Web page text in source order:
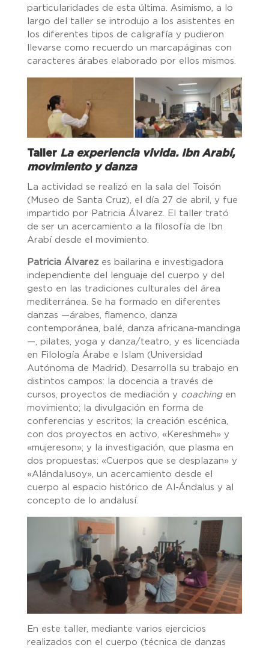
particularidades de esta última. Asimismo, a lo
largo del taller se introdujo a los asistentes en
los diferentes tipos de caligrafía y pudieron
llevarse como recuerdo un marcapáginas con
caracteres árabes elaborado por ellos mismos.
Taller La experiencia vivida. Ibn Arabí,
movimiento y danza
La actividad se realizó en la sala del Toisón
(Museo de Santa Cruz), el día 27 de abril, y fue
impartido por Patricia Álvarez. El taller trató
de ser un acercamiento a la filosofía de Ibn
Arabí desde el movimiento.
Patricia Álvarezes bailarina e investigadora
independiente del lenguaje del cuerpo y del
gesto en las tradiciones culturales del área
mediterránea. Se ha formado en diferentes
danzas —árabes, flamenco, danza
contemporánea, balé, danza africana-mandinga
—, pilates, yoga y danza/teatro, y es licenciada
en Filología Árabe e Islam (Universidad
Autónoma de Madrid). Desarrolla su trabajo en
distintos campos: la docencia a través de
cursos, proyectos de mediación y coachingen
movimiento; la divulgación en forma de
conferencias y escritos; la creación escénica,
con dos proyectos en activo, «Kereshmeh» y
«mujereson»; y la investigación, que plasma en
dos propuestas: «Cuerpos que se desplazan» y
«Alándalusoy», un acercamiento desde el
cuerpo al espacio histórico de Al-Ándalus y al
concepto de lo andalusí.
En este taller, mediante varios ejercicios
realizados con el cuerpo (técnica de danzas